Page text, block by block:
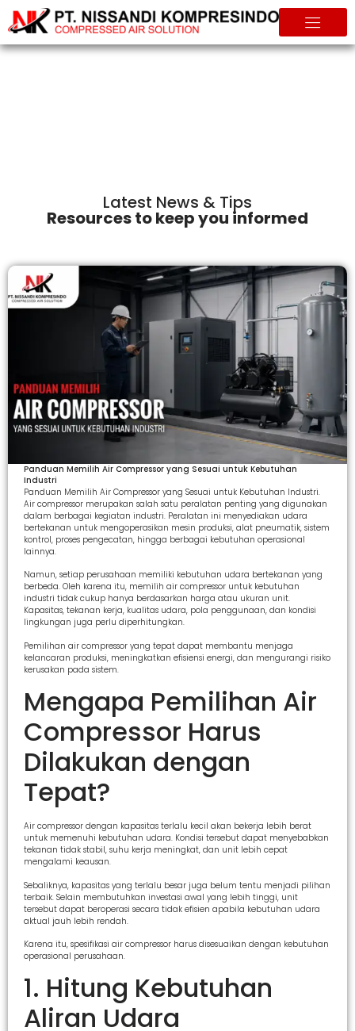
Latest News & Tips
Resources to keep you informed
Panduan Memilih Air Compressor yang Sesuai untuk Kebutuhan
Industri
Panduan Memilih Air Compressor yang Sesuai untuk Kebutuhan Industri.
Air compressor merupakan salah satu peralatan penting yang digunakan
dalam berbagai kegiatan industri. Peralatan ini menyediakan udara
bertekanan untuk mengoperasikan mesin produksi, alat pneumatik, sistem
kontrol, proses pengecatan, hingga berbagai kebutuhan operasional
lainnya.
Namun, setiap perusahaan memiliki kebutuhan udara bertekanan yang
berbeda. Oleh karena itu, memilih air compressor untuk kebutuhan
industri tidak cukup hanya berdasarkan harga atau ukuran unit.
Kapasitas, tekanan kerja, kualitas udara, pola penggunaan, dan kondisi
lingkungan juga perlu diperhitungkan.
Pemilihan air compressor yang tepat dapat membantu menjaga
kelancaran produksi, meningkatkan efisiensi energi, dan mengurangi risiko
kerusakan pada sistem.
Mengapa Pemilihan Air
Compressor Harus
Dilakukan dengan
Tepat?
Air compressor dengan kapasitas terlalu kecil akan bekerja lebih berat
untuk memenuhi kebutuhan udara. Kondisi tersebut dapat menyebabkan
tekanan tidak stabil, suhu kerja meningkat, dan unit lebih cepat
mengalami keausan.
Sebaliknya, kapasitas yang terlalu besar juga belum tentu menjadi pilihan
terbaik. Selain membutuhkan investasi awal yang lebih tinggi, unit
tersebut dapat beroperasi secara tidak efisien apabila kebutuhan udara
aktual jauh lebih rendah.
Karena itu, spesifikasi air compressor harus disesuaikan dengan kebutuhan
operasional perusahaan.
1. Hitung Kebutuhan
Aliran Udara